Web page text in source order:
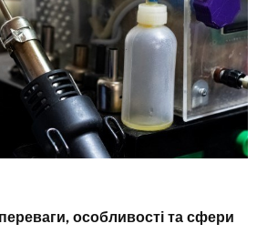
особливості та сфери